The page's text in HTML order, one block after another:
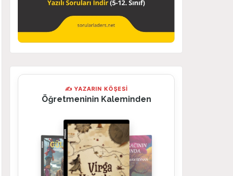
✍ YAZARIN KÖŞESİ
Öğretmeninin Kaleminden